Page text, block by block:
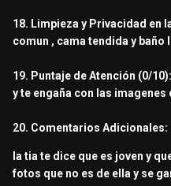
18. Limpieza y Privacidad en
comun , cama tendida y baño
19. Puntaje de Atención (0/
y te engaña con las imagenes
20. Comentarios Adicionales:
la tia te dice que es joven y
fotos que no es de ella y se